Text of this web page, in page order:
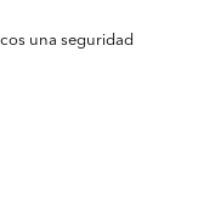
una seguridad